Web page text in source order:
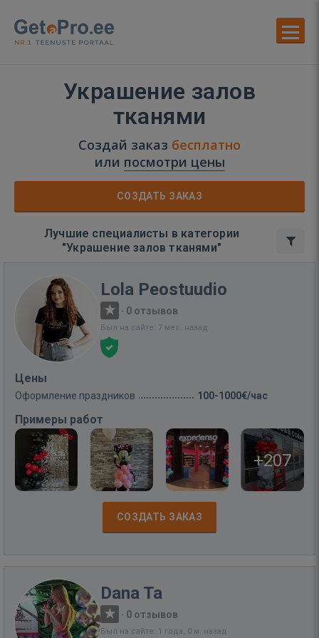
Украшение залов
тканями
Создай заказ бесплатно
или посмотри цены
СОЗДАТЬ ЗАКАЗ
Лучшие специалисты в категории
"Украшение залов тканями"
Lola Peostuudio
· 0 отзывов
Был на сайте: 7 мес. назад
Цены
Оформление праздников 100-1000€/час
Примеры работ
+207
СОЗДАТЬ ЗАКАЗ
Dana Ta
· 0 отзывов
Был на сайте: 1 года, 0 м. назад